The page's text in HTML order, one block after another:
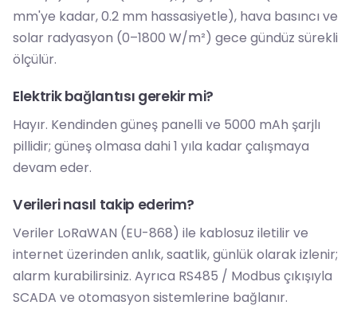
mm'ye kadar, 0.2 mm hassasiyetle), hava basıncı ve
solar radyasyon (0–1800 W/m²) gece gündüz sürekli
ölçülür.
Elektrik bağlantısı gerekir mi?
Hayır. Kendinden güneş panelli ve 5000 mAh şarjlı
pillidir; güneş olmasa dahi 1 yıla kadar çalışmaya
devam eder.
Verileri nasıl takip ederim?
Veriler LoRaWAN (EU-868) ile kablosuz iletilir ve
internet üzerinden anlık, saatlik, günlük olarak izlenir;
alarm kurabilirsiniz. Ayrıca RS485 / Modbus çıkışıyla
SCADA ve otomasyon sistemlerine bağlanır.